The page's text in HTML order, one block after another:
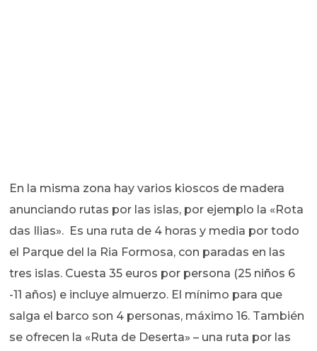
En la misma zona hay varios kioscos de madera
anunciando rutas por las islas, por ejemplo la «Rota
das Ilias». Es una ruta de 4 horas y media por todo
el Parque del la Ria Formosa, con paradas en las
tres islas. Cuesta 35 euros por persona (25 niños 6
-11 años) e incluye almuerzo. El mínimo para que
salga el barco son 4 personas, máximo 16. También
se ofrecen la «Ruta de Deserta» – una ruta por las